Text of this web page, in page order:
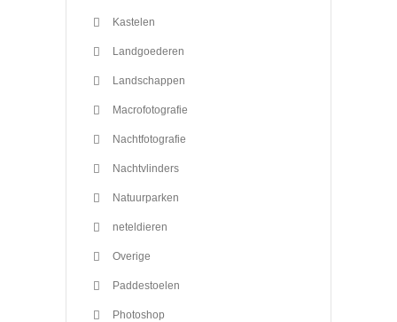
Kastelen
Landgoederen
Landschappen
Macrofotografie
Nachtfotografie
Nachtvlinders
Natuurparken
neteldieren
Overige
Paddestoelen
Photoshop